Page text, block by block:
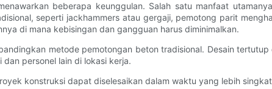
beberapa keunggulan. Salah satu manfaat
seperti jackhammers atau gergaji, pemotong parit
di mana kebisingan dan gangguan harus diminimalkan.
metode pemotongan beton tradisional. Desain
personel lain di lokasi kerja.
konstruksi dapat diselesaikan dalam waktu yang lebih